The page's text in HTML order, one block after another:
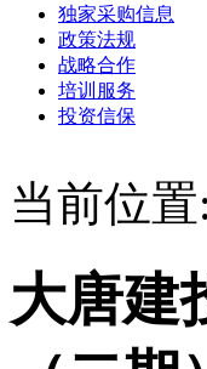
独家采购信息
政策法规
战略合作
培训服务
投资信保
当前位置:
大唐建